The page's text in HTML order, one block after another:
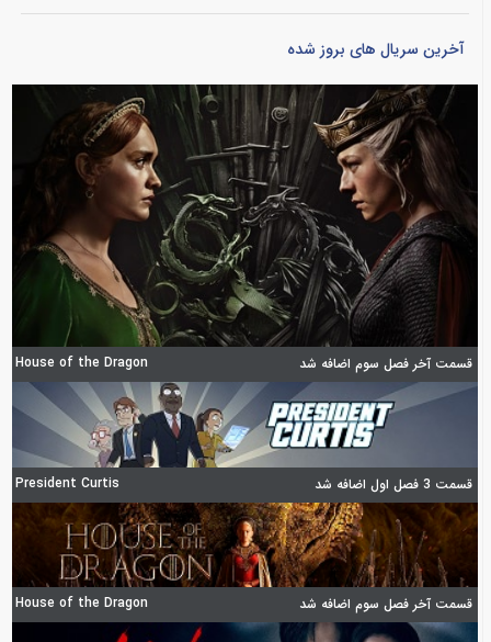
آخرین سریال های بروز شده
قسمت آخر فصل سوم اضافه شد House of the Dragon
قسمت 3 فصل اول اضافه شد President Curtis
قسمت آخر فصل سوم اضافه شد House of the Dragon